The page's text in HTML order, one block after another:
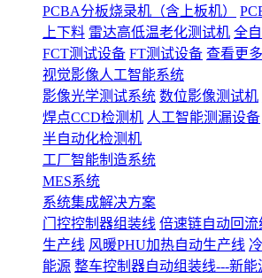
PCBA分板烧录机（含上板机）
上下料 雷达高低温老化测试机 全
FCT测试设备 FT测试设备 查看更多
视觉影像人工智能系统
影像光学测试系统 数位影像测试机
焊点CCD检测机 人工智能测漏设备
半自动化检测机
工厂智能制造系统
MES系统
系统集成解决方案
门控控制器组装线 倍速链自动回流
生产线 风暖PHU加热自动生产线
能源 整车控制器自动组装线---新能